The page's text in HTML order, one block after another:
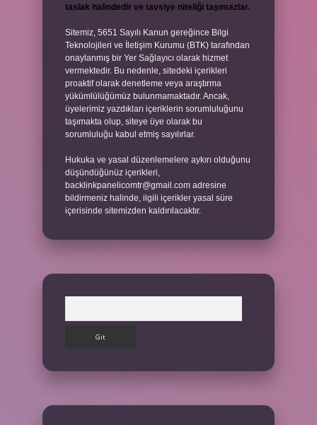
taslak halindedir ve tavsiye niteliği taşımazlar.
Sitemiz, 5651 Sayılı Kanun gereğince Bilgi
Teknolojileri ve İletişim Kurumu (BTK) tarafından
onaylanmış bir Yer Sağlayıcı olarak hizmet
vermektedir. Bu nedenle, sitedeki içerikleri
proaktif olarak denetleme veya araştırma
yükümlülüğümüz bulunmamaktadır. Ancak,
üyelerimiz yazdıkları içeriklerin sorumluluğunu
taşımakta olup, siteye üye olarak bu
sorumluluğu kabul etmiş sayılırlar.
Hukuka ve yasal düzenlemelere aykırı olduğunu
düşündüğünüz içerikleri,
backlinkpanelicomtr@gmail.com adresine
bildirmeniz halinde, ilgili içerikler yasal süre
içerisinde sitemizden kaldırılacaktır.